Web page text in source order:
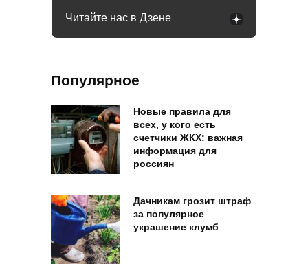
Читайте нас в Дзене
Популярное
Новые правила для
всех, у кого есть
счетчики ЖКХ: важная
информация для
россиян
Дачникам грозит штраф
за популярное
украшение клумб